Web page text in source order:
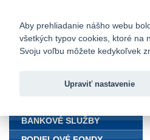
Fio banka
BANKOVÉ SLUŽBY
Aby prehliadanie nášho webu
všetkých typov cookies, ktoré na
Svoju voľbu môžete kedykoľvek
Upraviť nastavenie